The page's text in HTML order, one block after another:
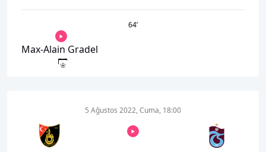
64’
Max-Alain Gradel
5 Ağustos 2022, Cuma, 18:00